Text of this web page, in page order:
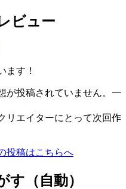
ビュー
ます！
が投稿されていません。一
リエイターにとって次回作
投稿はこちらへ
（自動）